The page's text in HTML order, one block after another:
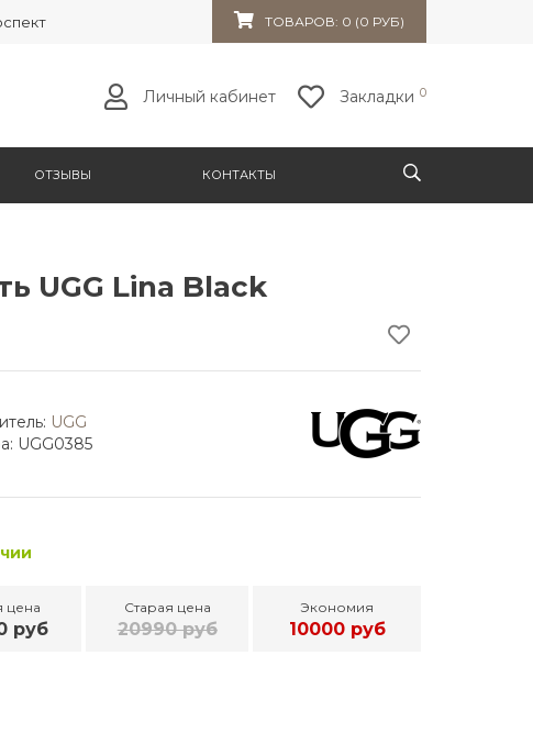
32к10 ТОВАРОВ: 0 (0 РУБ)
Личный кабинет Закладки 0
ОТЗЫВЫ КОНТАКТЫ
UGG Lina Black
UGG
UGG0385
цена
руб
Старая цена
20990 руб
Экономия
10000 руб